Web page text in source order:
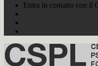
Entra in contatto con il